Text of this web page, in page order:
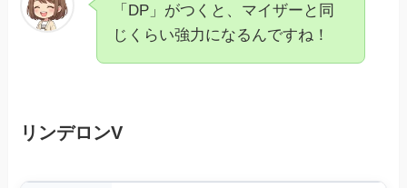
「DP」がつくと、マイザーと同
じくらい強力になるんですね！
リンデロンV